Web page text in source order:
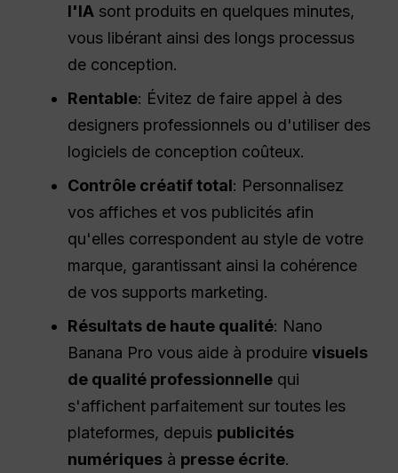
l'IA sont produits en quelques minutes,
vous libérant ainsi des longs processus
de conception.
Rentable: Évitez de faire appel à des
designers professionnels ou d'utiliser des
logiciels de conception coûteux.
Contrôle créatif total: Personnalisez
vos affiches et vos publicités afin
qu'elles correspondent au style de votre
marque, garantissant ainsi la cohérence
de vos supports marketing.
Résultats de haute qualité: Nano
Banana Pro vous aide à produirevisuels
de qualité professionnelle qui
s'affichent parfaitement sur toutes les
plateformes, depuis publicités
numériques à presse écrite.